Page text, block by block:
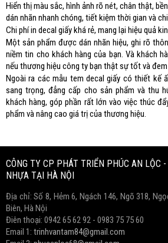
Hiển thị màu sắc, hình ảnh rõ nét, chân thật,
dán nhãn nhanh chóng, tiết kiệm thời gian và
Chi phí in decal giấy khá rẻ, mang lại hiệu quả
Một sản phẩm được dán nhãn hiệu, ghi rõ
niềm tin cho khách hàng của bạn. Và khách
nếu thương hiệu công ty bạn thật sự tốt và
Ngoài ra các mẫu tem decal giấy có thiết kế
sang trọng, đẳng cấp cho sản phẩm và thu
khách hàng, góp phần rất lớn vào việc thúc
phẩm và nâng cao giá trị của thương hiệu.
CÔNG TY CP PHÁT TRIỂN PHÚC AN LỘC
NHỰA TẠI HÀ NỘI
Địa chỉ: Số 8, Hẻm 6, Ngách 146, Ngõ 318,
Biên, Hà Nội
Điên thoại: 0942 65 62 92 - 0983 75 75 60
Email 1: trinhvantam84@gmail.com